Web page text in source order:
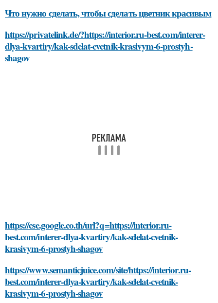
Что нужно сделать, чтобы сделать цветник красивым
https://privatelink.de/?https://interior.ru-best.com/interer-
dlya-kvartiry/kak-sdelat-cvetnik-krasivym-6-prostyh-
shagov
https://cse.google.co.th/url?q=https://interior.ru-
best.com/interer-dlya-kvartiry/kak-sdelat-cvetnik-
krasivym-6-prostyh-shagov
https://www.semanticjuice.com/site/https://interior.ru-
best.com/interer-dlya-kvartiry/kak-sdelat-cvetnik-
krasivym-6-prostyh-shagov